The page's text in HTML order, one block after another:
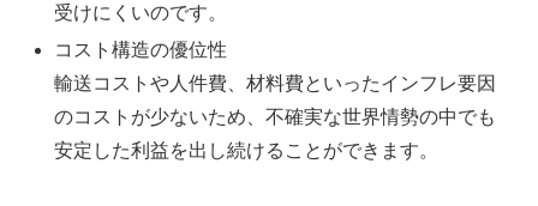
受けにくいのです。
コスト構造の優位性
輸送コストや人件費、材料費といったインフレ要因
のコストが少ないため、不確実な世界情勢の中でも
安定した利益を出し続けることができます。